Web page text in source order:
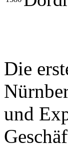
Die
und